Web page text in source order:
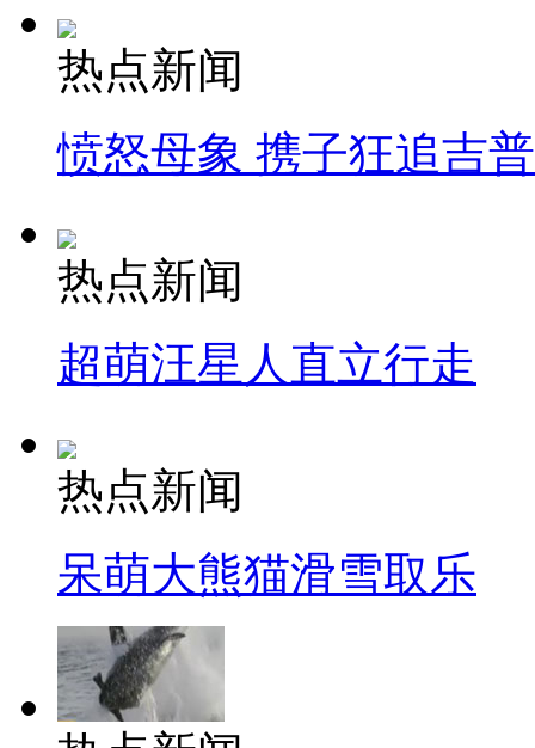
热点新闻
愤怒母象 携子狂追吉
热点新闻
超萌汪星人直立行走
热点新闻
呆萌大熊猫滑雪取乐